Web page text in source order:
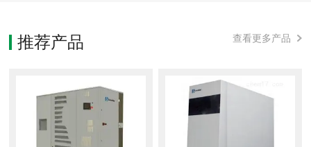
推荐产品 查看更多产品